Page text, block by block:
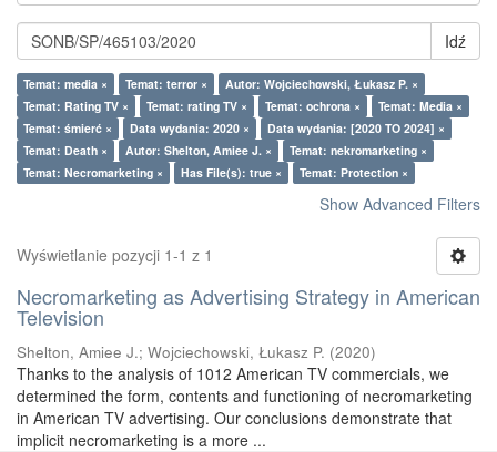
Idź
Temat: media × Temat: terror ×
Autor: Wojciechowski, Łukasz P. ×
Temat: Rating TV ×
Temat: rating TV × Temat: ochrona ×
Temat: Media ×
Temat: śmierć ×
Data wydania: 2020 ×
Data wydania: [2020 TO 2024] ×
Temat: Death ×
Autor: Shelton, Amiee J. ×
Temat: nekromarketing ×
Temat: Necromarketing ×
Has File(s): true × Temat: Protection ×
Show Advanced Filters
Wyświetlanie pozycji 1-1 z 1
Necromarketing as Advertising Strategy in American
Television
Shelton, Amiee J.; Wojciechowski, Łukasz P. (2020)
Thanks to the analysis of 1012 American TV commercials, we
determined the form, contents and functioning of necromarketing
in American TV advertising. Our conclusions demonstrate that
implicit necromarketing is a more ...